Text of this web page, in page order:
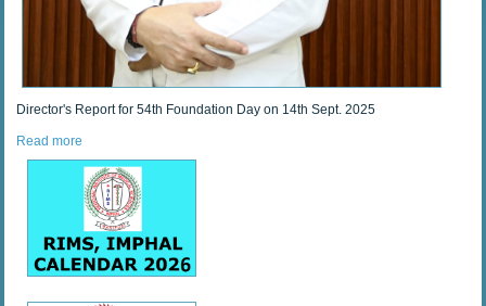
Director's Report for 54th Foundation Day on 14th Sept. 2025
Read more